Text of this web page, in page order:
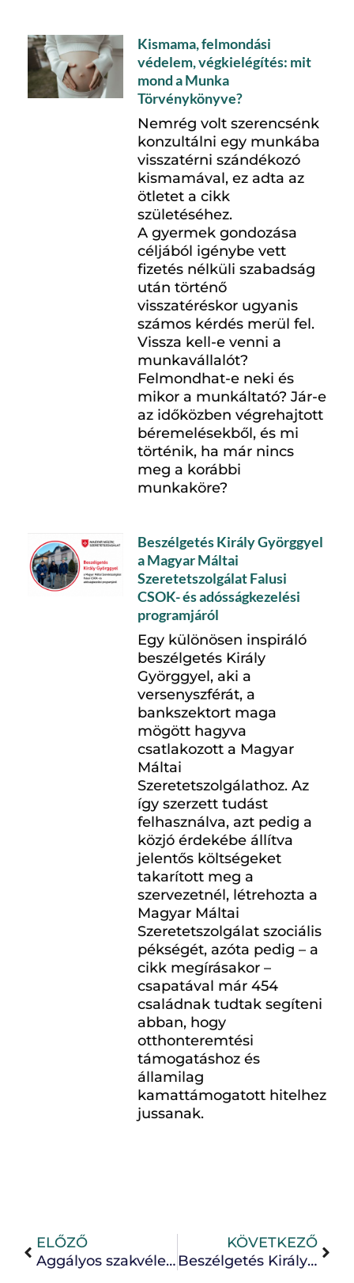
Kismama, felmondási
védelem, végkielégítés: mit
mond a Munka
Törvénykönyve?
Nemrég volt szerencsénk
konzultálni egy munkába
visszatérni szándékozó
kismamával, ez adta az
ötletet a cikk
születéséhez.
A gyermek gondozása
céljából igénybe vett
fizetés nélküli szabadság
után történő
visszatéréskor ugyanis
számos kérdés merül fel.
Vissza kell-e venni a
munkavállalót?
Felmondhat-e neki és
mikor a munkáltató? Jár-e
az időközben végrehajtott
béremelésekből, és mi
történik, ha már nincs
meg a korábbi
munkaköre?
Beszélgetés Király Györggyel
a Magyar Máltai
Szeretetszolgálat Falusi
CSOK- és adósságkezelési
programjáról
Egy különösen inspiráló
beszélgetés Király
Györggyel, aki a
versenyszférát, a
bankszektort maga
mögött hagyva
csatlakozott a Magyar
Máltai
Szeretetszolgálathoz. Az
így szerzett tudást
felhasználva, azt pedig a
közjó érdekébe állítva
jelentős költségeket
takarított meg a
szervezetnél, létrehozta a
Magyar Máltai
Szeretetszolgálat szociális
pékségét, azóta pedig – a
cikk megírásakor –
csapatával már 454
családnak tudtak segíteni
abban, hogy
otthonteremtési
támogatáshoz és
államilag
kamattámogatott hitelhez
jussanak.
ELŐZŐ
Aggályos szakvélemény a polgári perben – mit tehetünk a hibás, hiányos, aggályos szakvélemény ellen?
KÖVETKEZŐ
Beszélgetés Király Györggyel a Magyar Máltai Szeretetszolgálat Falusi CSOK- és adósságkezelési programjáról